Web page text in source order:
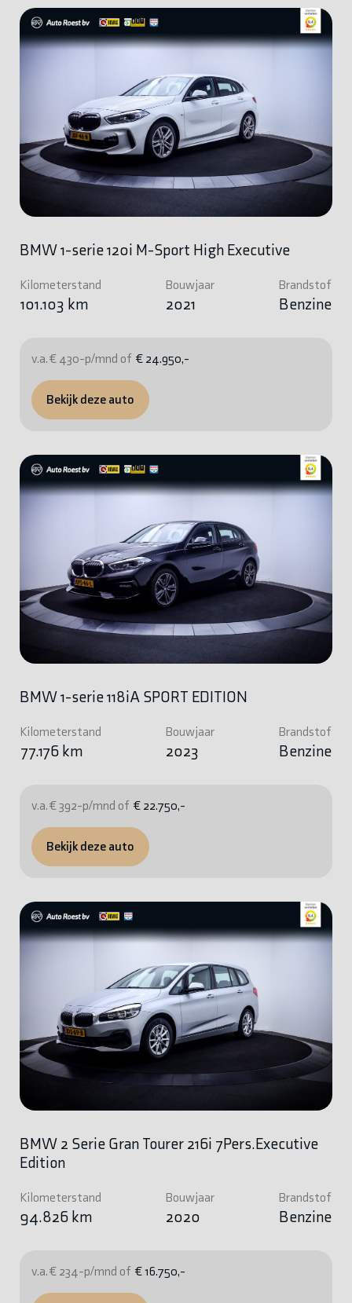
BMW 1-serie 120i M-Sport High Executive
Kilometerstand
101.103 km
Bouwjaar
2021
Brandstof
Benzine
v.a. € 430-p/mnd of € 24.950,-
Bekijk deze auto
BMW 1-serie 118iA SPORT EDITION
Kilometerstand
77.176 km
Bouwjaar
2023
Brandstof
Benzine
v.a. € 392-p/mnd of € 22.750,-
Bekijk deze auto
BMW 2 Serie Gran Tourer 216i 7Pers.Executive
Edition
Kilometerstand
94.826 km
Bouwjaar
2020
Brandstof
Benzine
v.a. € 234-p/mnd of € 16.750,-